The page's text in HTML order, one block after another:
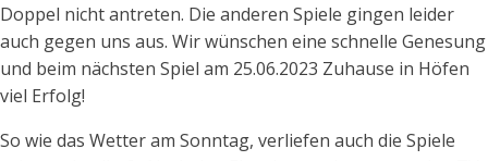
Doppel nicht antreten. Die anderen Spiele gingen leider
auch gegen uns aus. Wir wünschen eine schnelle Genesung
und beim nächsten Spiel am 25.06.2023 Zuhause in Höfen
viel Erfolg!
So wie das Wetter am Sonntag, verliefen auch die Spiele